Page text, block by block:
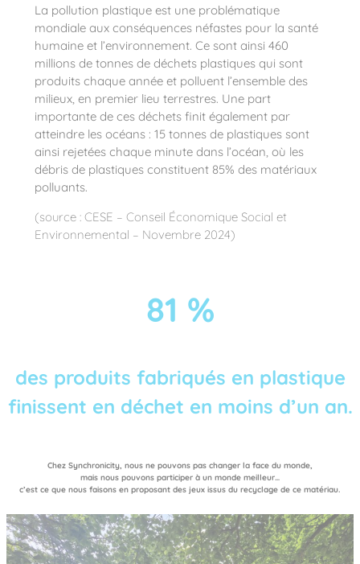
La pollution plastique est une problématique
mondiale aux conséquences néfastes pour la santé
humaine et l’environnement. Ce sont ainsi 460
millions de tonnes de déchets plastiques qui sont
produits chaque année et polluent l’ensemble des
milieux, en premier lieu terrestres. Une part
importante de ces déchets finit également par
atteindre les océans : 15 tonnes de plastiques sont
ainsi rejetées chaque minute dans l’océan, où les
débris de plastiques constituent 85% des matériaux
polluants.
(source : CESE – Conseil Économique Social et
Environnemental – Novembre 2024)
81 %
des produits fabriqués en plastique
finissent en déchet en moins d’un an.
Chez Synchronicity, nous ne pouvons pas changer la face du monde,
mais nous pouvons participer à un monde meilleur…
c’est ce que nous faisons en proposant des jeux issus du recyclage de ce matériau.